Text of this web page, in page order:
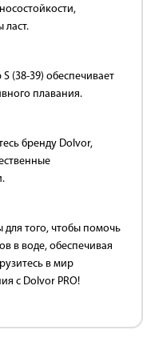
ласт.
S (38-39) обеспечивает
плавания.
бренду Dolvor,
для того, чтобы помочь
в воде, обеспечивая
в мир
с Dolvor PRO!